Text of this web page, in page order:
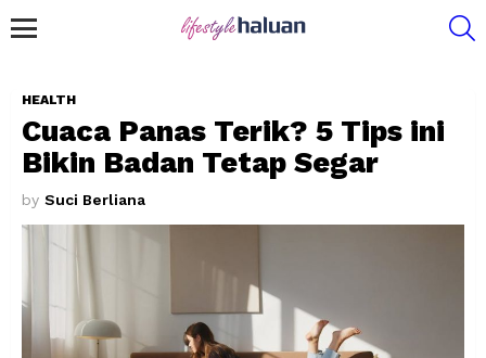
HEALTH
Cuaca Panas Terik? 5 Tips ini
Bikin Badan Tetap Segar
by Suci Berliana